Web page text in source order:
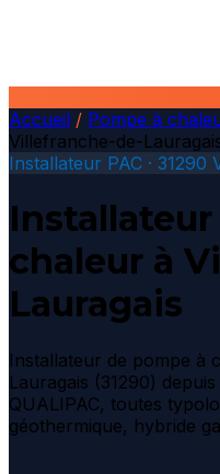
Accueil / Pompe à
Villefranche-de-
Installateur PAC ·
chaleur à
Lauragais
Installateur de pompe à
Lauragais (31290)
QUALIPAC, toutes
géothermique, hybride